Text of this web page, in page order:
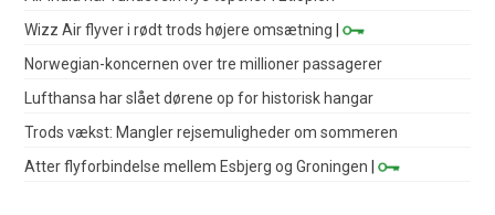
Wizz Air flyver i rødt trods højere omsætning |
Norwegian-koncernen over tre millioner passagerer
Lufthansa har slået dørene op for historisk hangar
Trods vækst: Mangler rejsemuligheder om sommeren
Atter flyforbindelse mellem Esbjerg og Groningen |